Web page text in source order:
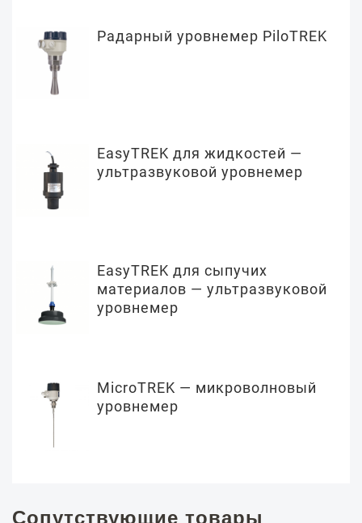
Радарный уровнемер PiloTREK
EasyTREK для жидкостей —
ультразвуковой уровнемер
EasyTREK для сыпучих
материалов — ультразвуковой
уровнемер
MicroTREK — микроволновый
уровнемер
Сопутствующие товары